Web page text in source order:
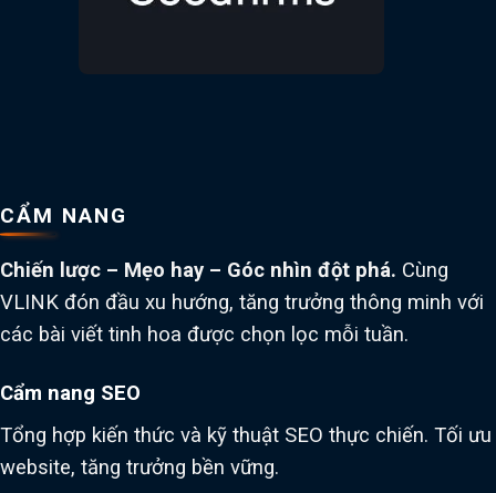
CẨM NANG
Chiến lược – Mẹo hay – Góc nhìn đột phá. Cùng
VLINK đón đầu xu hướng, tăng trưởng thông minh với
các bài viết tinh hoa được chọn lọc mỗi tuần.
Cẩm nang SEO
Tổng hợp kiến thức và kỹ thuật SEO thực chiến. Tối ưu
website, tăng trưởng bền vững.